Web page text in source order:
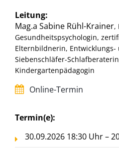
Leitung:
Mag.a Sabine Rühl-Krainer,
Gesundheitspsychologin,
Elternbildnerin, Entwicklungs-
Siebenschläfer-
Kindergartenpädagogin
Online-Termin
Termin(e):
30.09.2026 18:30 Uhr –